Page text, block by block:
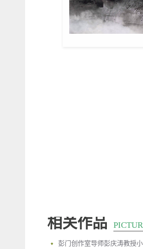
相关作品
彭门创作室导师彭庆涛教授